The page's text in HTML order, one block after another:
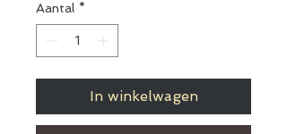
Aantal *
In winkelwagen